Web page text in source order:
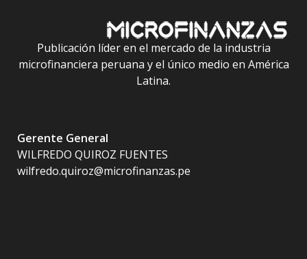
Publicación líder en el mercado de la industria
microfinanciera peruana y el único medio en América
Latina.
Gerente General
WILFREDO QUIROZ FUENTES
wilfredo.quiroz@microfinanzas.pe